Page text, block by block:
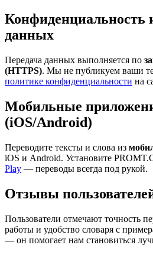
Конфиденциальность
данных
Передача данных выполняется по
(HTTPS). Мы не публикуем ваши
политике конфиденциальности на
Мобильные
(iOS/Android)
Переводите тексты и слова из
iOS и Android. Установите
Play — переводы всегда под рукой.
Отзывы
Пользователи отмечают точность
работы и удобство словаря с
— он помогает нам становиться